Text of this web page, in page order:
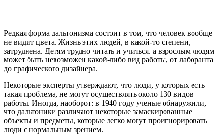
Редкая форма дальтонизма состоит в том, что человек вообще
не видит цвета. Жизнь этих людей, в какой-то степени,
затруднена. Детям трудно читать и учиться, а взрослым людям
может быть невозможен какой-либо вид работы, от лаборанта
до графического дизайнера.
Некоторые эксперты утверждают, что люди, у которых есть
такая проблема, не могут осуществлять около 130 видов
работы. Иногда, наоборот: в 1940 году ученые обнаружили,
что дальтоники различают некоторые замаскированные
объекты и предметы, которые легко могут проигнорировать
люди с нормальным зрением.